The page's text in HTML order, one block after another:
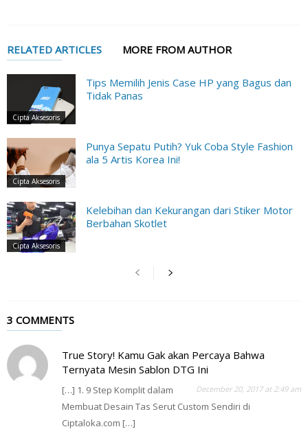
RELATED ARTICLES MORE FROM AUTHOR
Cipta Aksesoris
Tips Memilih Jenis Case HP yang Bagus dan
Tidak Panas
Cipta Aksesoris
Punya Sepatu Putih? Yuk Coba Style Fashion
ala 5 Artis Korea Ini!
Cipta Aksesoris
Kelebihan dan Kekurangan dari Stiker Motor
Berbahan Skotlet
3 COMMENTS
True Story! Kamu Gak akan Percaya Bahwa
Ternyata Mesin Sablon DTG Ini
December 20, 2017 at 2:49 am
[…] 1. 9 Step Komplit dalam
Membuat Desain Tas Serut Custom Sendiri di
Ciptaloka.com […]